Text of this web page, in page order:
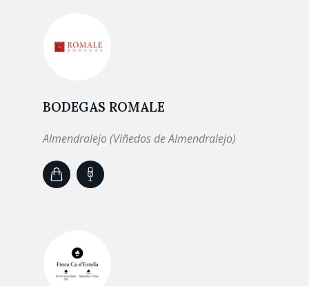
BODEGAS ROMALE
Almendralejo (Viñedos de Almendralejo)